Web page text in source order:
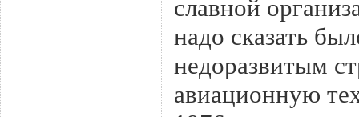
славной
надо сказать
недоразвитым
авиационную